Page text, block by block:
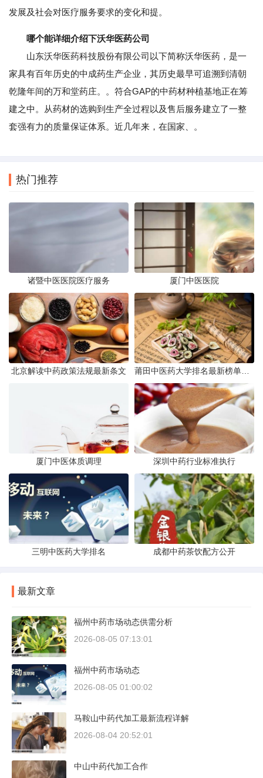
发展及社会对医疗服务要求的变化和提。
哪个能详细介绍下沃华医药公司
山东沃华医药科技股份有限公司以下简称沃华医药，是一
家具有百年历史的中成药生产企业，其历史最早可追溯到清朝
乾隆年间的万和堂药庄。。符合GAP的中药材种植基地正在筹
建之中。从药材的选购到生产全过程以及售后服务建立了一整
套强有力的质量保证体系。近几年来，在国家、。
热门推荐
诸暨中医医院医疗服务 厦门中医医院
北京解读中药政策法规最新条文
厦门中医体质调理 深圳中药行业标准执行
三明中医药大学排名 成都中药茶饮配方公开
最新文章
福州中药市场动态供需分析
2026-08-05 07:13:01
福州中药市场动态
2026-08-05 01:00:02
马鞍山中药代加工最新流程详解
2026-08-04 20:52:01
中山中药代加工合作